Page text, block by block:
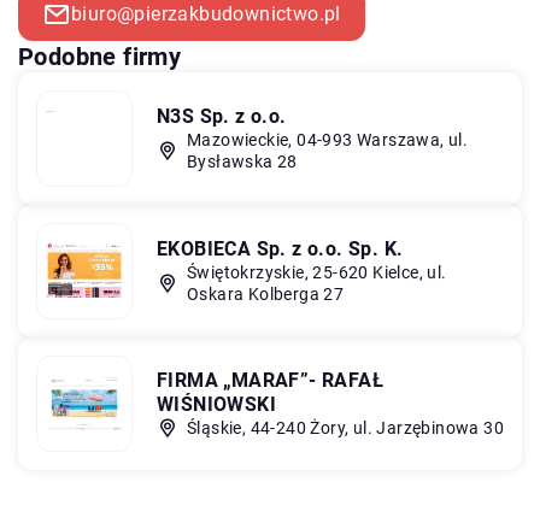
biuro@pierzakbudownictwo.pl
Podobne firmy
N3S Sp. z o.o.
Mazowieckie, 04-993 Warszawa, ul.
Bysławska 28
EKOBIECA Sp. z o.o. Sp. K.
Świętokrzyskie, 25-620 Kielce, ul.
Oskara Kolberga 27
FIRMA „MARAF”- RAFAŁ
WIŚNIOWSKI
Śląskie, 44-240 Żory, ul. Jarzębinowa 30